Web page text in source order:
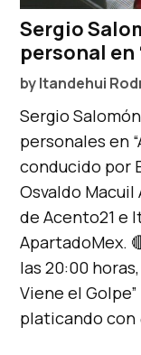
Sergio
personal en
byItandehui
Sergio
personales en
conducido por
Osvaldo Macuil
de Acento21 e
ApartadoMex.
las 20:00
Viene el
platicando con